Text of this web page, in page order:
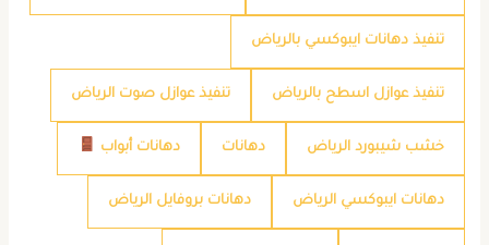
تنفيذ دهانات ايبوكسي بالرياض
تنفيذ عوازل اسطح بالرياض تنفيذ عوازل صوت الرياض
خشب شيبورد الرياض دهانات دهانات أبواب
دهانات ايبوكسي الرياض دهانات بروفايل الرياض